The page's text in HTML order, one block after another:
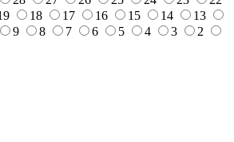
18 17 16 15 14
13
9 8 7 6 5 4 3
2